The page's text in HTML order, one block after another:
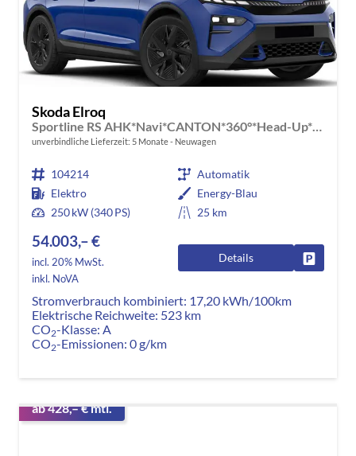
Skoda Elroq
Sportline RS AHK*Navi*CANTON*360°*Head-Up*Matrix*20"*DCC*E-Heck*SHZ*Kessy
unverbindliche Lieferzeit: 5 Monate Neuwagen
104214
Automatik
Elektro
Energy-Blau
250 kW (340 PS)
25 km
54.003,– €
incl. 20% MwSt.
inkl. NoVA
Details
Stromverbrauch kombiniert: 17,20 kWh/100km
Elektrische Reichweite: 523 km
CO2-Klasse: A
CO2-Emissionen: 0 g/km
ab 428,– € mtl.